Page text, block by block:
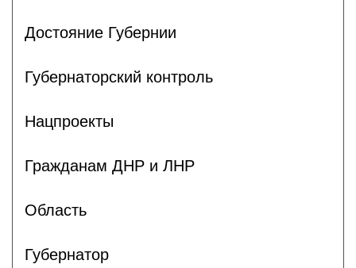
Достояние Губернии
Губернаторский контроль
Нацпроекты
Гражданам ДНР и ЛНР
Область
Губернатор